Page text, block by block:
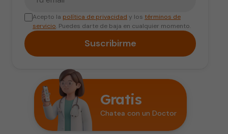
Acepto la política de privacidad y los términos de
servicio. Puedes darte de baja en cualquier momento.
Suscribirme
Gratis
Chatea con un Doctor